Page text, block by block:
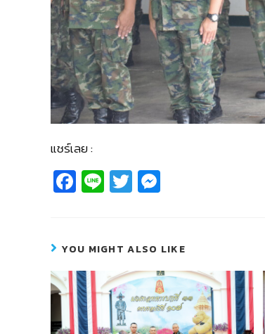
แชร์เลย :
Fa
c
b
o
o
k
Li
n
T
wi
er e
n
g
er
YOU MIGHT ALSO LIKE